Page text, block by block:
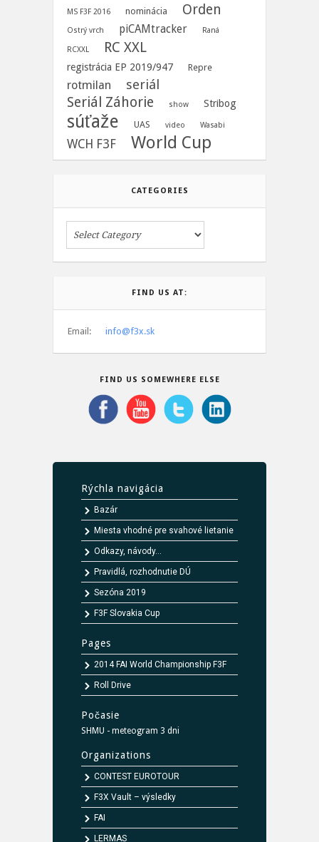
MS F3F 2016 nominácia Orden
Ostrý vrch piCAMtracker Raná
RCXXL RC XXL
registrácia EP 2019/947 Repre
rotmilan seriál
Seriál Záhorie show Stribog
súťaže UAS video Wasabi
WCH F3F World Cup
CATEGORIES
FIND US AT:
Email: info@f3x.sk
FIND US SOMEWHERE ELSE
Rýchla navigácia
Bazár
Miesta vhodné pre svahové lietanie
Odkazy, návody...
Pravidlá, rozhodnutie DÚ
Sezóna 2019
F3F Slovakia Cup
Pages
2014 FAI World Championship F3F
Roll Drive
Počasie
SHMU - meteogram 3 dni
Organizations
CONTEST EUROTOUR
F3X Vault – výsledky
FAI
LERMAS